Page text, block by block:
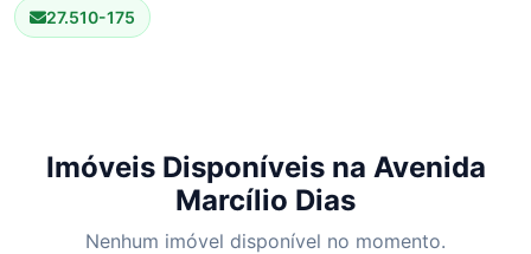
27.510-175
Imóveis Disponíveis na Avenida
Marcílio Dias
Nenhum imóvel disponível no momento.